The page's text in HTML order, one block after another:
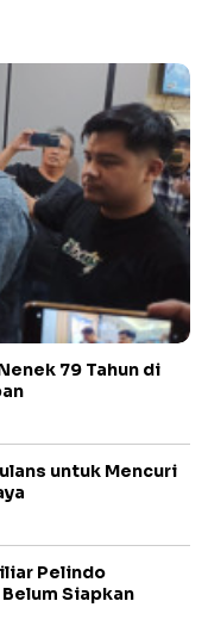
79 Tahun di
untuk Mencuri
Pelindo
Siapkan